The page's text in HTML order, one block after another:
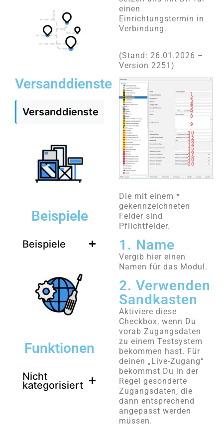
Versanddienste
Versanddienste
Beispiele
Beispiele
Funktionen
Nicht
kategorisiert
einen
Einrichtungstermin in
Verbindung.
(Stand: 26.01.2026 –
Version 2251)
1
2
3
4
5
6
7
8
9
10
11
12
13
14
15
16
17
18
19
20
Die mit einem *
gekennzeichneten
Felder sind
Pflichtfelder.
1. Name
Vergib hier einen
Namen für das Modul.
2. Verwenden
Sandkasten
Aktiviere diese
Checkbox, wenn Du
vorab Zugangsdaten
zu einem Testsystem
bekommen hast. Für
deinen „Live-Zugang“
bekommst Du in der
Regel gesonderte
Zugangsdaten, die
dann entsprechend
angepasst werden
müssen.